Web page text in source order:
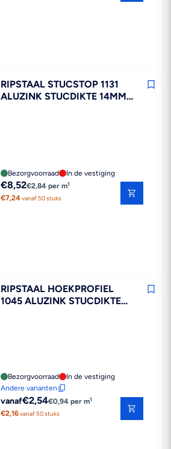
RIPSTAAL STUCSTOP 1131
ALUZINK STUCDIKTE 14MM
Bezorgvoorraad In de vestiging
Reguliere
prijs
€8,52€2,84 per m1
€7,24vanaf 50 stuks
RIPSTAAL HOEKPROFIEL
1045 ALUZINK STUCDIKTE
Bezorgvoorraad
In de vestiging
Andere varianten
Reguliere
prijs
vanaf€2,54€0,94 per m1
€2,16vanaf 50 stuks